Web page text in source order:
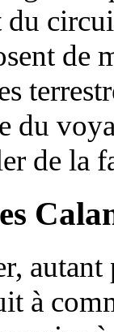
du
de
du
de la
autant
à